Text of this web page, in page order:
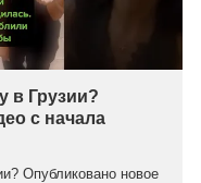
в Грузии?
с начала
Опубликовано новое